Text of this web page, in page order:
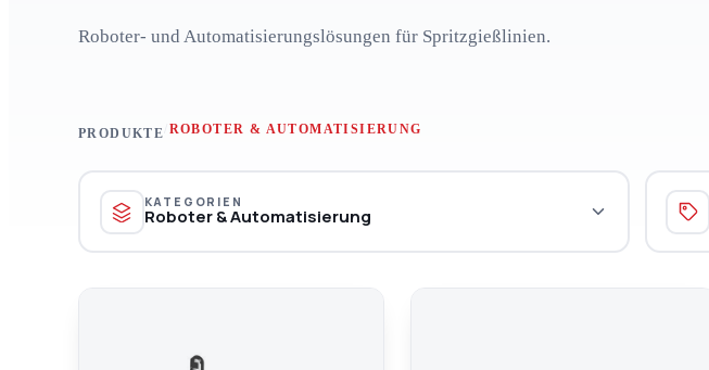
Roboter- und Automatisierungslösungen für Spritzgießlinien.
PRODUKTE ROBOTER & AUTOMATISIERUNG
KATEGORIEN
Roboter & Automatisierung